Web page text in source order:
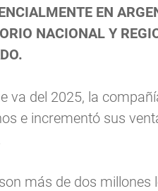
EN
NACIONAL Y
va del 2025, la
e incrementó sus
más de dos millones